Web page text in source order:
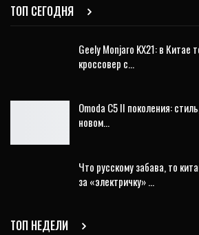
ТОП СЕГОДНЯ
Geely Monjaro KX21: в Китае
кроссовер с…
Omoda C5 II поколения:
новом…
Что русскому забава, то
за «электричку» …
ТОП НЕДЕЛИ